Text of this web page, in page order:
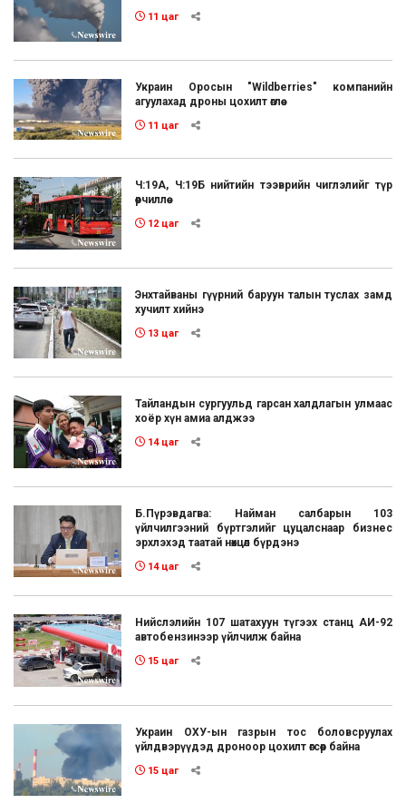
11 цаг
Украин Оросын "Wildberries" компанийн
агуулахад дроны цохилт өглөө
11 цаг
Ч:19А, Ч:19Б нийтийн тээврийн чиглэлийг түр
өөрчиллөө
12 цаг
Энхтайваны гүүрний баруун талын туслах замд
хучилт хийнэ
13 цаг
Тайландын сургуульд гарсан халдлагын улмаас
хоёр хүн амиа алджээ
14 цаг
Б.Пүрэвдагва: Найман салбарын 103
үйлчилгээний бүртгэлийг цуцалснаар бизнес
эрхлэхэд таатай нөхцөл бүрдэнэ
14 цаг
Нийслэлийн 107 шатахуун түгээх станц АИ-92
автобензинээр үйлчилж байна
15 цаг
Украин ОХУ-ын газрын тос боловсруулах
үйлдвэрүүдэд дроноор цохилт өгсөөр байна
15 цаг